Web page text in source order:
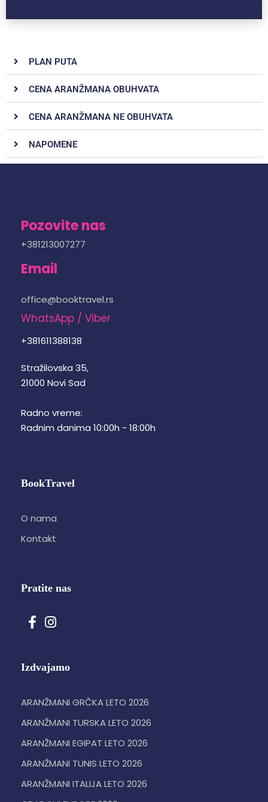
PLAN PUTA
CENA ARANŽMANA OBUHVATA
CENA ARANŽMANA NE OBUHVATA
NAPOMENE
Pozovite nas
+381213007277
Email
office@booktravel.rs
WhatsApp / Viber
+381611388138
Stražilovska 35,
21000 Novi Sad
Radno vreme:
Radnim danima 10:00h - 18:00h
BookTravel
O nama
Kontakt
Pratite nas
Izdvajamo
ARANŽMANI GRČKA LETO 2026
ARANŽMANI TURSKA LETO 2026
ARANŽMANI EGIPAT LETO 2026
ARANŽMANI TUNIS LETO 2026
ARANŽMANI ITALIJA LETO 2026